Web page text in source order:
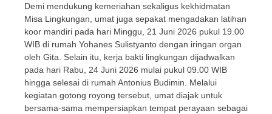
Demi mendukung kemeriahan sekaligus kekhidmatan
Misa Lingkungan, umat juga sepakat mengadakan latihan
koor mandiri pada hari Minggu, 21 Juni 2026 pukul 19.00
WIB di rumah Yohanes Sulistyanto dengan iringan organ
oleh Gita. Selain itu, kerja bakti lingkungan dijadwalkan
pada hari Rabu, 24 Juni 2026 mulai pukul 09.00 WIB
hingga selesai di rumah Antonius Budimin. Melalui
kegiatan gotong royong tersebut, umat diajak untuk
bersama-sama mempersiapkan tempat perayaan sebagai